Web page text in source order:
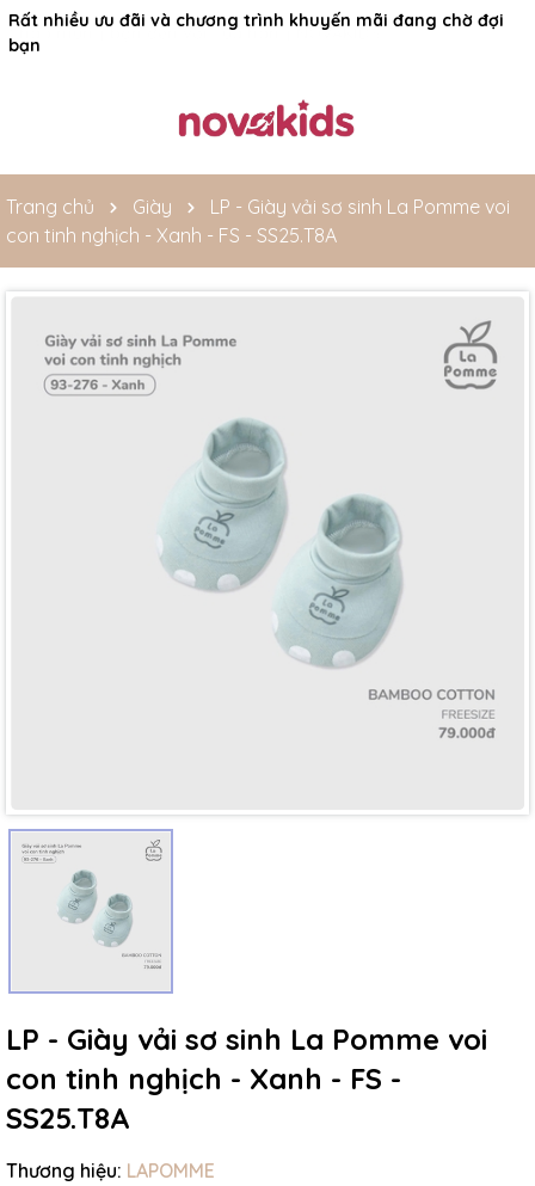
Rất nhiều ưu đãi và chương trình khuyến mãi đang chờ đợi
bạn
Trang chủ Giày
LP - Giày vải sơ sinh La Pomme voi
con tinh nghịch - Xanh - FS - SS25.T8A
LP - Giày vải sơ sinh La Pomme voi
con tinh nghịch - Xanh - FS -
SS25.T8A
Thương hiệu: LAPOMME
Ngày hết hạn:
Điều kiện: